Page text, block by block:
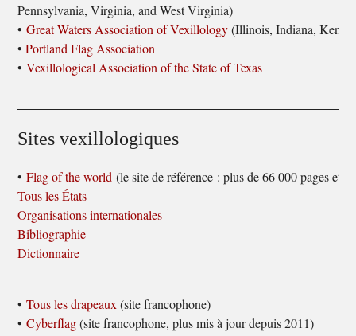
Pennsylvania, Virginia, and West Virginia)
•Great Waters Association of Vexillology(Illinois, Indiana,
•Portland Flag Association
•Vexillological Association of the State of Texas
Sites vexillologiques
•Flag of the world (le site de référence : plus de 66 000 pages et
Tous les États
Organisations internationales
Bibliographie
Dictionnaire
•Tous les drapeaux (site francophone)
•Cyberflag(site francophone, plus mis à jour depuis 2011)